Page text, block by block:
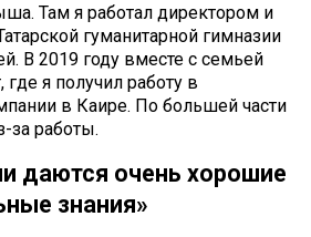
Там я работал директором и
гуманитарной гимназии
В 2019 году вместе с семьей
я получил работу в
в Каире. По большей части
за работы.
даются очень хорошие
знания»